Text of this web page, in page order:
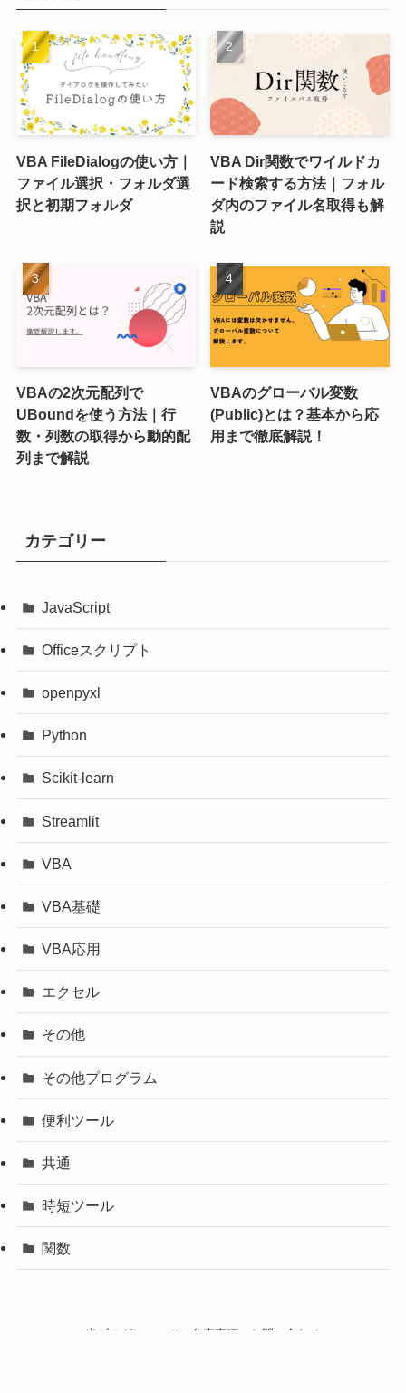
VBA FileDialogの使い方｜
ファイル選択・フォルダ選
択と初期フォルダ
VBA Dir関数でワイルドカ
ード検索する方法｜フォル
ダ内のファイル名取得も解
説
VBAの2次元配列で
UBoundを使う方法｜行
数・列数の取得から動的配
列まで解説
VBAのグローバル変数
(Public)とは？基本から応
用まで徹底解説！
カテゴリー
JavaScript
Officeスクリプト
openpyxl
Python
Scikit-learn
Streamlit
VBA
VBA基礎
VBA応用
エクセル
その他
その他プログラム
便利ツール
共通
時短ツール
関数
当ブログについて 免責事項 お問い合わせ